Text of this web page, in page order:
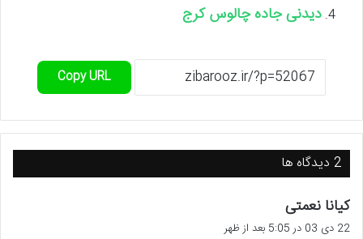
دیدنی جاده چالوس کرج
Copy URL
‫2 دیدگاه ها
کیانا نعمتی
ف
22 دی 03 در 5:05 بعد از ظهر